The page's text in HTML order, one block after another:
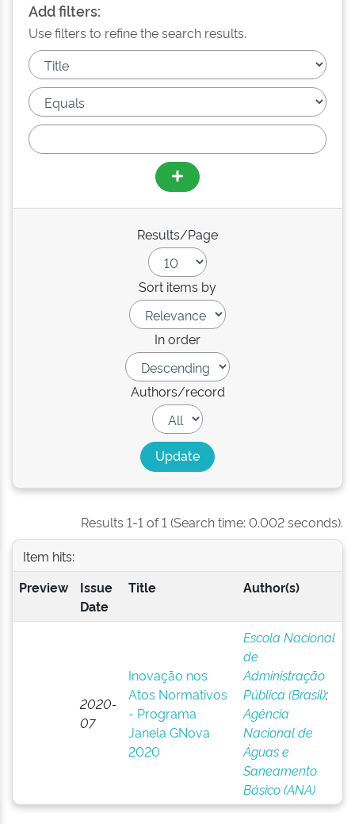
Add filters:
Use filters to refine the search results.
Results/Page
Sort items by
In order
Authors/record
Results 1-1 of 1 (Search time: 0.002 seconds).
Item hits:
Preview
Issue
Date
Title Author(s)
2020-
07
Inovação nos
Atos Normativos
- Programa
Janela GNova
2020
Escola Nacional
de
Administração
Pública (Brasil);
Agência
Nacional de
Águas e
Saneamento
Básico (ANA)